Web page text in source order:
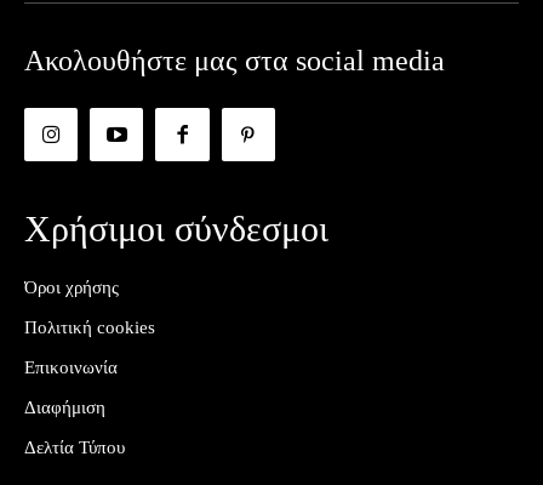
Ακολουθήστε μας στα social media
Χρήσιμοι σύνδεσμοι
Όροι χρήσης
Πολιτική cookies
Επικοινωνία
Διαφήμιση
Δελτία Τύπου